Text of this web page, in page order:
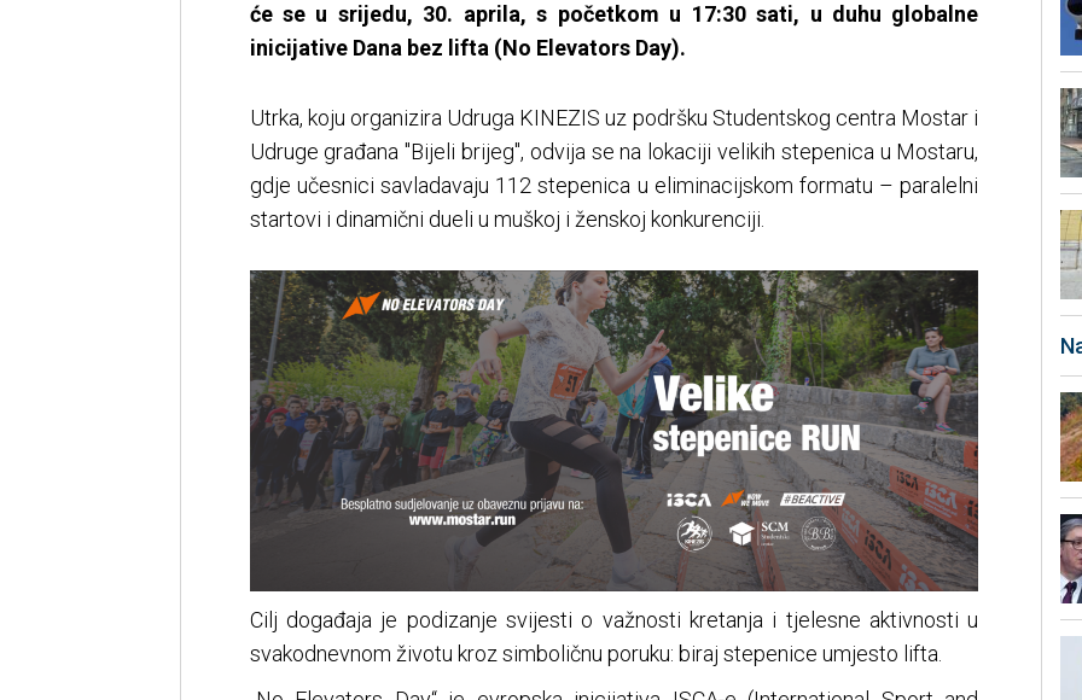
će se u srijedu, 30. aprila, s početkom u 17:30 sati, u duhu globalne
inicijative Dana bez lifta (No Elevators Day).
Utrka, koju organizira Udruga KINEZIS uz podršku Studentskog centra Mostar i
Udruge građana "Bijeli brijeg", odvija se na lokaciji velikih stepenica u Mostaru,
gdje učesnici savladavaju 112 stepenica u eliminacijskom formatu – paralelni
startovi i dinamični dueli u muškoj i ženskoj konkurenciji.
Cilj događaja je podizanje svijesti o važnosti kretanja i tjelesne aktivnosti u
svakodnevnom životu kroz simboličnu poruku: biraj stepenice umjesto lifta.